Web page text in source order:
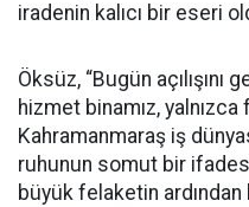
iradenin kalıcı bir eseri
Öksüz, “Bugün
hizmet binamız,
Kahramanmaraş iş
ruhunun somut bir
büyük felaketin